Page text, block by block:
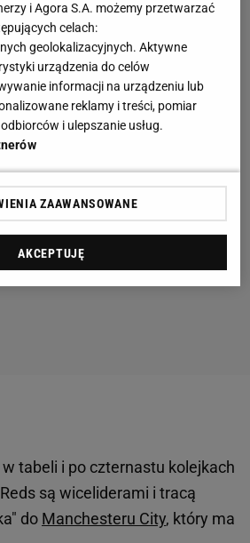
tabeli i po czternastu kolejkach
są wiceliderami i tracą
do Manchesteru City, który ma
i Agora S.A. możemy przetwarzać
celach:
geolokalizacyjnych. Aktywne
urządzenia do celów
informacji na urządzeniu lub
reklamy i treści, pomiar
i ulepszanie usług.
ZAAWANSOWANE
AKCEPTUJĘ